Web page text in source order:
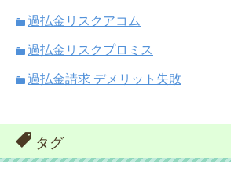
過払金リスクアコム
過払金リスクプロミス
過払金請求 デメリット失敗
タグ